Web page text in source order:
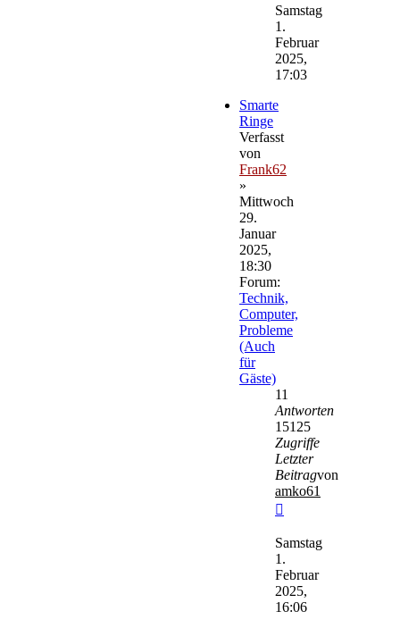
Beitrag
Samstag
1.
Februar
2025,
17:03
Smarte
Ringe
Verfasst
von
Frank62
»
Mittwoch
29.
Januar
2025,
18:30
Forum:
Technik,
Computer,
Probleme
(Auch
für
Gäste)
11
Antworten
15125
Zugriffe
Letzter
Beitragvon
amko61
Beitrag
Samstag
1.
Februar
2025,
16:06